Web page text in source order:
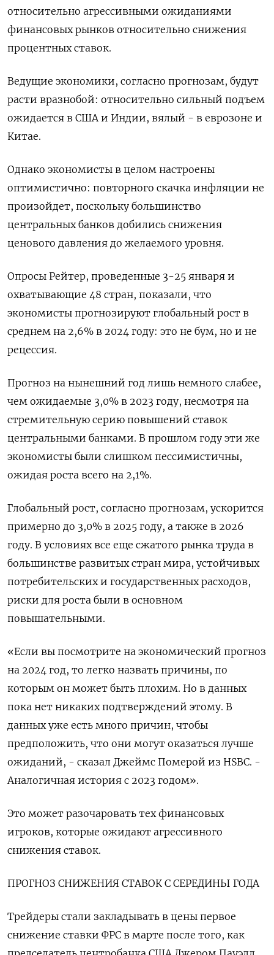
относительно агрессивными ожиданиями
финансовых рынков относительно снижения
процентных ставок.
Ведущие экономики, согласно прогнозам, будут
расти вразнобой: относительно сильный подъем
ожидается в США и Индии, вялый - в еврозоне и
Китае.
Однако экономисты в целом настроены
оптимистично: повторного скачка инфляции не
произойдет, поскольку большинство
центральных банков добились снижения
ценового давления до желаемого уровня.
Опросы Рейтер, проведенные 3-25 января и
охватывающие 48 стран, показали, что
экономисты прогнозируют глобальный рост в
среднем на 2,6% в 2024 году: это не бум, но и не
рецессия.
Прогноз на нынешний год лишь немного слабее,
чем ожидаемые 3,0% в 2023 году, несмотря на
стремительную серию повышений ставок
центральными банками. В прошлом году эти же
экономисты были слишком пессимистичны,
ожидая роста всего на 2,1%.
Глобальный рост, согласно прогнозам, ускорится
примерно до 3,0% в 2025 году, а также в 2026
году. В условиях все еще сжатого рынка труда в
большинстве развитых стран мира, устойчивых
потребительских и государственных расходов,
риски для роста были в основном
повышательными.
«Если вы посмотрите на экономический прогноз
на 2024 год, то легко назвать причины, по
которым он может быть плохим. Но в данных
пока нет никаких подтверждений этому. В
данных уже есть много причин, чтобы
предположить, что они могут оказаться лучше
ожиданий, - сказал Джеймс Померой из HSBC. -
Аналогичная история с 2023 годом».
Это может разочаровать тех финансовых
игроков, которые ожидают агрессивного
снижения ставок.
ПРОГНОЗ СНИЖЕНИЯ СТАВОК С СЕРЕДИНЫ ГОДА
Трейдеры стали закладывать в цены первое
снижение ставки ФРС в марте после того, как